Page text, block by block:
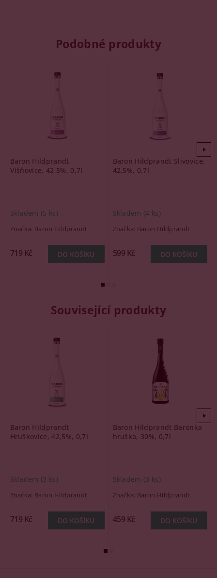
Podobné produkty
Baron Hildprandt
Višňovice, 42,5%, 0,7l
Skladem (5 ks)
Značka: Baron Hildprandt
719 Kč
Baron Hildprandt Slivovice,
42,5%, 0,7l
Skladem (4 ks)
Značka: Baron Hildprandt
599 Kč
Související produkty
Baron Hildprandt
Hruškovice, 42,5%, 0,7l
Skladem (3 ks)
Značka: Baron Hildprandt
719 Kč
Baron Hildprandt Baronka
hruška, 30%, 0,7l
Skladem (3 ks)
Značka: Baron Hildprandt
459 Kč